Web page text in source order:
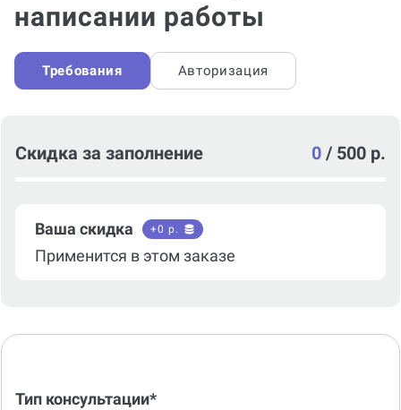
написании работы
Требования Авторизация
Скидка за заполнение 0 / 500 р.
Ваша скидка +0 р.
Применится в этом заказе
Тип консультации*